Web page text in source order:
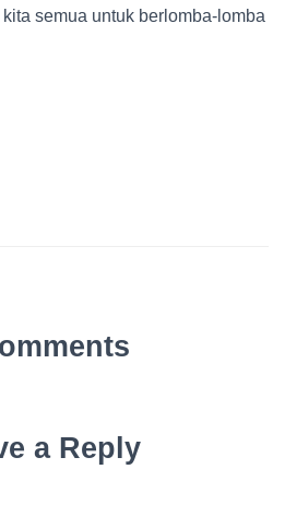
semua untuk berlomba-lomba
a Reply